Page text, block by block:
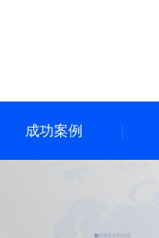
成功案例